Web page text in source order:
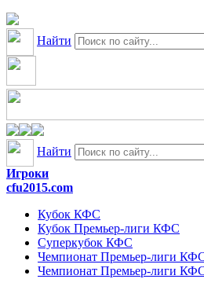
Найти
Найти
Игроки
cfu2015.com
Кубок КФС
Кубок Премьер-лиги КФС
Суперкубок КФС
Чемпионат Премьер-лиги
Чемпионат Премьер-лиги